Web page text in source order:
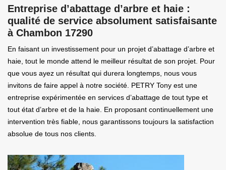
Entreprise d’abattage d’arbre et haie :
qualité de service absolument satisfaisante
à Chambon 17290
En faisant un investissement pour un projet d’abattage d’arbre et
haie, tout le monde attend le meilleur résultat de son projet. Pour
que vous ayez un résultat qui durera longtemps, nous vous
invitons de faire appel à notre société. PETRY Tony est une
entreprise expérimentée en services d’abattage de tout type et
tout état d’arbre et de la haie. En proposant continuellement une
intervention très fiable, nous garantissons toujours la satisfaction
absolue de tous nos clients.